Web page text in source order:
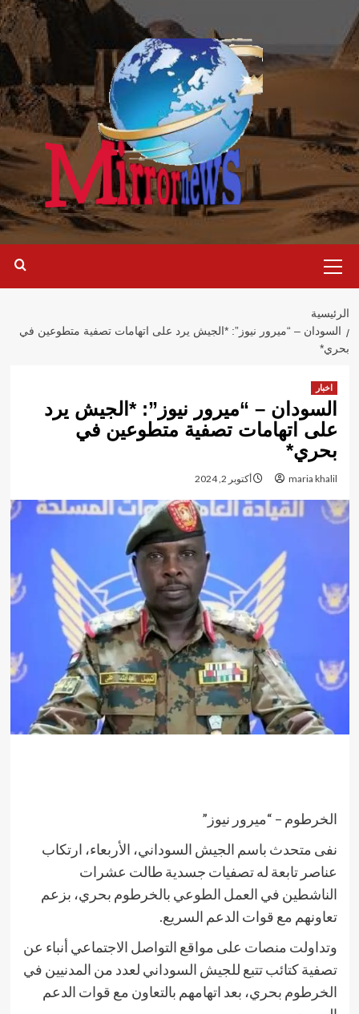
تخطي
إلى
المحتوى
الرئيسية
الرئيسية
السودان – “ميرور نيوز”: *الجيش يرد على اتهامات تصفية متطوعين في
بحري*
اخبار
السودان – “ميرور نيوز”: *الجيش يرد
على اتهامات تصفية متطوعين في
بحري*
maria khalil أكتوبر 2, 2024
الخرطوم – “ميرور نيوز”
نفى متحدث باسم الجيش السوداني، الأربعاء، ارتكاب
عناصر تابعة له تصفيات جسدية طالت عشرات
الناشطين في العمل الطوعي بالخرطوم بحري، بزعم
تعاونهم مع قوات الدعم السريع.
وتداولت منصات على مواقع التواصل الاجتماعي أنباء عن
تصفية كتائب تتبع للجيش السوداني لعدد من المدنيين في
الخرطوم بحري، بعد اتهامهم بالتعاون مع قوات الدعم